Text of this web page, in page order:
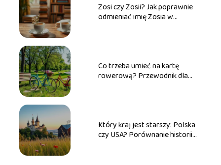
Zosi czy Zosii? Jak poprawnie
odmieniać imię Zosia w
Co trzeba umieć na kartę
rowerową? Przewodnik dla
Który kraj jest starszy: Polska
czy USA? Porównanie historii